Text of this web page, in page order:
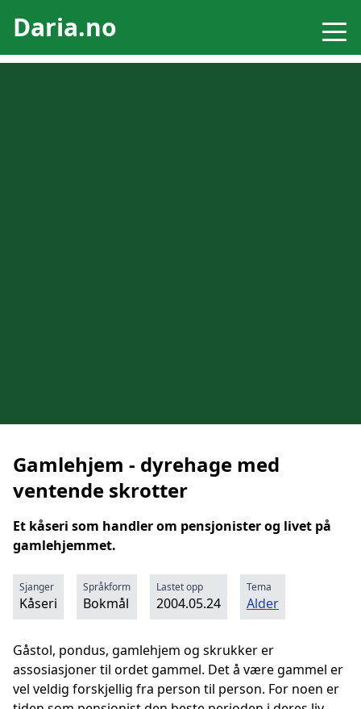
Daria.no
Gamlehjem - dyrehage med
ventende skrotter
Et kåseri som handler om pensjonister og livet på
gamlehjemmet.
Sjanger
Kåseri
Språkform
Bokmål
Lastet opp
2004.05.24
Tema
Alder
Gåstol, pondus, gamlehjem og skrukker er
assosiasjoner til ordet gammel. Det å være gammel er
vel veldig forskjellig fra person til person. For noen er